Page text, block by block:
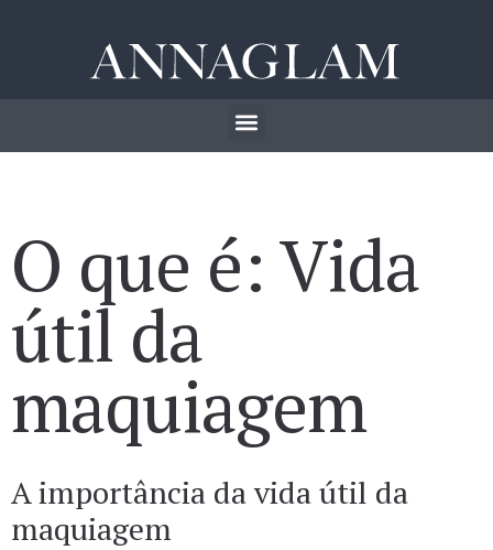
O que é: Vida
útil da
maquiagem
A importância da vida útil da
maquiagem